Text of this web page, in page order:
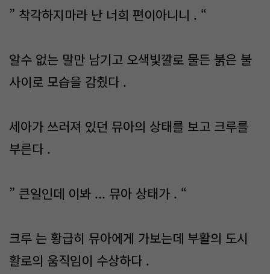
” 착각하지마라 난 너희 편이아니니 . “
알수 없는 말만 남기고 오색빛깔로 물든 붉은 불
사이로 모습을 감췄다 .
세아가 쓰러져 있던 뮤아의 상태를 보고 크루를
부른다 .
” 큰일인데 이봐 ... 뮤아 상태가 . “
크루 는 황급히 뮤아에게 가보는데 부활의 도시
활로의 움직임이 수상하다 .